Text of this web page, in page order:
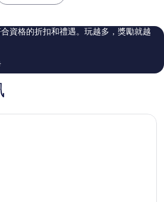
資格的折扣和禮遇。玩越多，獎勵就越